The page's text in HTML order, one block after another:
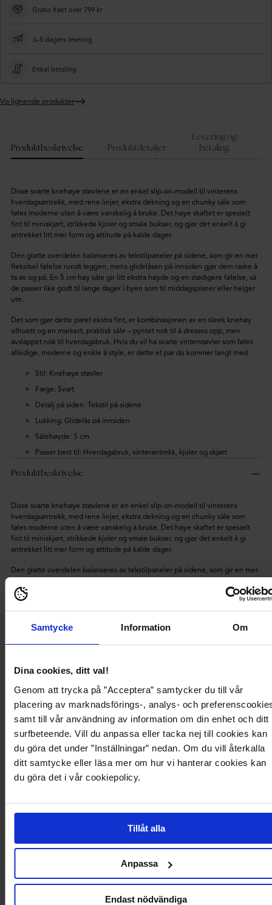
Samtycke Information Om
Dina cookies, ditt val!
Genom att trycka på ”Acceptera” samtycker du till vår
placering av marknadsförings-, analys- och
samt till vår användning av information om din enhet och ditt
surfbeteende. Vill du anpassa eller tacka nej till cookies kan
du göra det under ”Inställningar” nedan. Om du vill återkalla
ditt samtycke eller läsa mer om hur vi hanterar cookies kan
du göra det i vår cookiepolicy.
Tillåt alla
Anpassa
Endast nödvändiga
Gratis frakt over 799 kr
3–5 dagers levering
Enkel betaling
Vis lignende produkter
handlekurven
Produktbeskrivelse Produktdetaljer
Levering og
betaling
Disse svarte knehøye støvlene er en enkel slip-on-modell til vinterens
hverdagsantrekk, med rene linjer, ekstra dekning og en chunky såle som
føles moderne uten å være vanskelig å bruke. Det høye skaftet er spesielt
fint til miniskjørt, strikkede kjoler og smale bukser, og gjør det enkelt å gi
antrekket litt mer form og attitude på kalde dager.
Den glatte overdelen balanseres av tekstilpaneler på sidene, som gir en mer
fleksibel følelse rundt leggen, mens glidelåsen på innsiden gjør dem raske å
ta av og på. En 5 cm høy såle gir litt ekstra høyde og en stødigere følelse, så
de passer like godt til lange dager i byen som til middagsplaner eller helger
ute.
Det som gjør dette paret ekstra fint, er kombinasjonen av en sleek knehøy
silhuett og en markert, praktisk såle – pyntet nok til å dresses opp, men
avslappet nok til hverdagsbruk. Hvis du vil ha svarte vinterstøvler som føles
allsidige, moderne og enkle å style, er dette et par du kommer langt med.
Stil: Knehøye støvler
Farge: Svart
Detalj på siden: Tekstil på sidene
Lukking: Glidelås på innsiden
Sålehøyde: 5 cm
Passer best til: Hverdagsbruk, vinterantrekk, kjoler og skjørt
Produktbeskrivelse
Disse svarte knehøye støvlene er en enkel slip-on-modell til vinterens
hverdagsantrekk, med rene linjer, ekstra dekning og en chunky såle som
føles moderne uten å være vanskelig å bruke. Det høye skaftet er spesielt
fint til miniskjørt, strikkede kjoler og smale bukser, og gjør det enkelt å gi
antrekket litt mer form og attitude på kalde dager.
Den glatte overdelen balanseres av tekstilpaneler på sidene, som gir en mer
ta av og på. En 5 cm høy såle gir litt ekstra høyde og en stødigere følelse, så
de passer like godt til lange dager i byen som til middagsplaner eller helger
ute.
Det som gjør dette paret ekstra fint, er kombinasjonen av en sleek knehøy
silhuett og en markert, praktisk såle – pyntet nok til å dresses opp, men
allsidige, moderne og enkle å style, er dette et par du kommer langt med.
Stil: Knehøye støvler
Farge: Svart
Detalj på siden: Tekstil på sidene
Lukking: Glidelås på innsiden
Sålehøyde: 5 cm
Passer best til: Hverdagsbruk, vinterantrekk, kjoler og skjørt
Produktdetaljer